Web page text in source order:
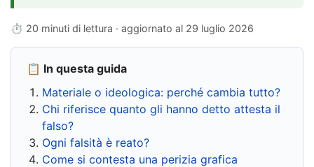
⏱ 20 minuti di lettura · aggiornato al 29 luglio 2026
📋 In questa guida
Materiale o ideologica: perché cambia tutto?
Chi riferisce quanto gli hanno detto attesta il
falso?
Ogni falsità è reato?
Come si contesta una perizia grafica